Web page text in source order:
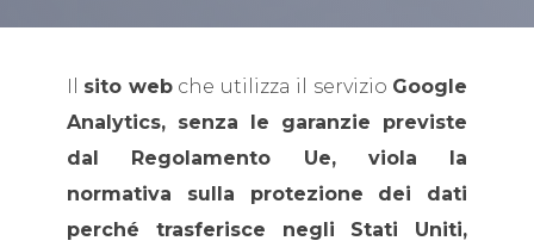
Il sito webche utilizza il servizio Google
Analytics, senza le garanzie previste
dal Regolamento Ue, viola la
normativa sulla protezione dei dati
perché trasferisce negli Stati Uniti,